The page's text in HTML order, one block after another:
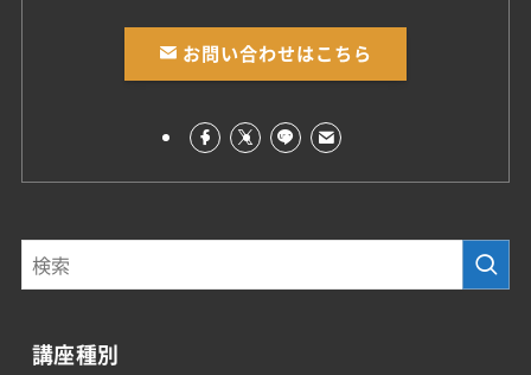
お問い合わせはこちら
講座種別